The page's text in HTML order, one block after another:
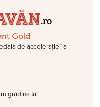
.ro
Gold
de accelerație” a
grădina ta!